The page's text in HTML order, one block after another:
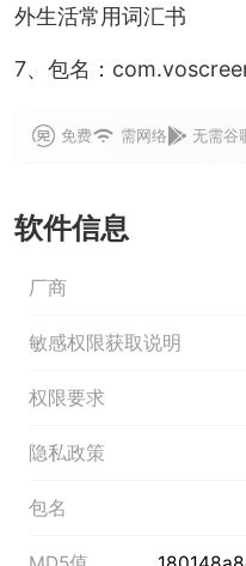
外生活常用词汇书
7、包名：
免费 需网络 无需谷
软件信息
厂商
敏感权限获取说明
权限要求
隐私政策
包名